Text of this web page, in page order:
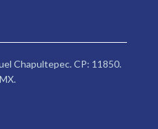
Chapultepec. CP: 11850.